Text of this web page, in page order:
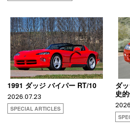
1991 ダッジ バイパー RT/10
2026.07.23
SPECIAL ARTICLES
ダ
史